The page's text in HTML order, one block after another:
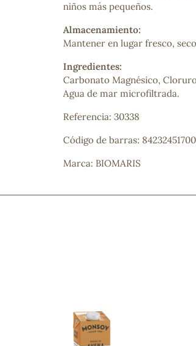
¿No encuentras tu
contáctanos
niños más pequeños.
Almacenamiento:
Mantener en lugar fresco,
Ingredientes:
Carbonato Magnésico,
Agua de mar microfiltrada.
Referencia: 30338
Código de barras:
Marca: BIOMARIS